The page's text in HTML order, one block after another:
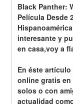
Black Panther:
Película Desde
interesante y
en casa,voy a
En éste
online gratis
solos o con
actualidad